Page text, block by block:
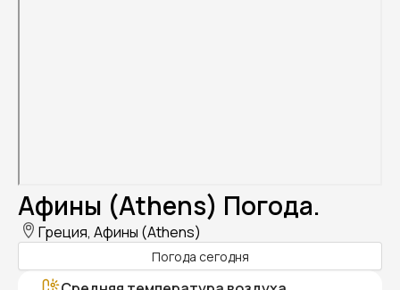
Афины (Athens) Погода.
Греция, Афины (Athens)
Погода сегодня